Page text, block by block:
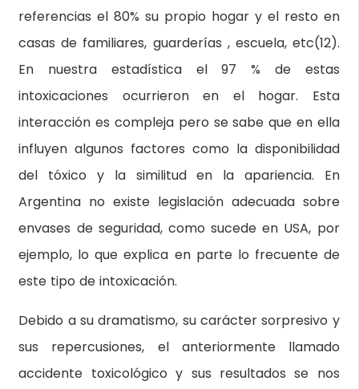
referencias el 80% su propio hogar y el resto en
casas de familiares, guarderías , escuela, etc(12).
En nuestra estadística el 97 % de estas
intoxicaciones ocurrieron en el hogar. Esta
interacción es compleja pero se sabe que en ella
influyen algunos factores como la disponibilidad
del tóxico y la similitud en la apariencia. En
Argentina no existe legislación adecuada sobre
envases de seguridad, como sucede en USA, por
ejemplo, lo que explica en parte lo frecuente de
este tipo de intoxicación.
Debido a su dramatismo, su carácter sorpresivo y
sus repercusiones, el anteriormente llamado
accidente toxicológico y sus resultados se nos